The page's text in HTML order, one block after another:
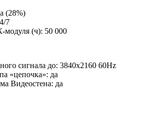
(28%)
7
(ч): 50 000
сигнала до: 3840х2160 60Hz
«цепочка»: да
Видеостена: да